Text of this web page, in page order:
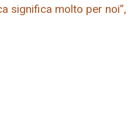
significa molto per noi”,